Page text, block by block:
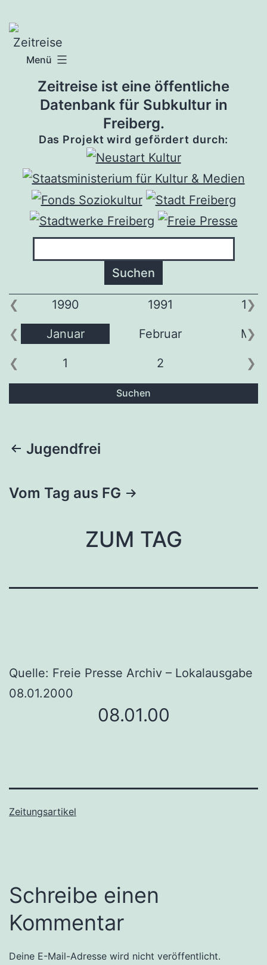
Inhalt
springen
Menü
Zeitreise ist eine öffentliche
Datenbank für Subkultur in
Freiberg.
Das Projekt wird gefördert durch:
1990 1991
Januar Februar
1 2 3
Suchen
Beitragsnavigation
Jugendfrei
Vom Tag aus FG
ZUM TAG
Quelle: Freie Presse Archiv – Lokalausgabe
08.01.2000
08.01.00
Zeitungsartikel
Schreibe einen
Kommentar
Deine E-Mail-Adresse wird nicht veröffentlicht.